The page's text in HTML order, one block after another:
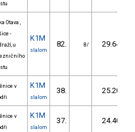
Otava ,
-
u
K1M
slalom
82. 8/ 29.64
v
K1M
slalom
38. 25.20
v
K1M
slalom
37. 24.40